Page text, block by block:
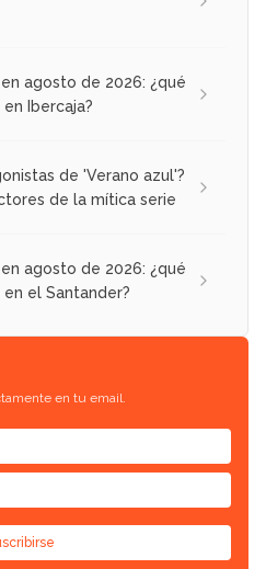
agosto de 2026: ¿qué
Ibercaja?
de 'Verano azul'?
de la mítica serie
agosto de 2026: ¿qué
el Santander?
en tu email.